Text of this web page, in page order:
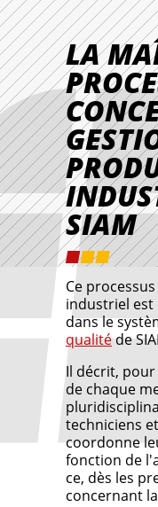
LA
SIAM
Ce
industriel
dans le
qualitéde
Il décrit,
de chaque
techniciens
coordonne
fonction de
ce, dès les
concernant